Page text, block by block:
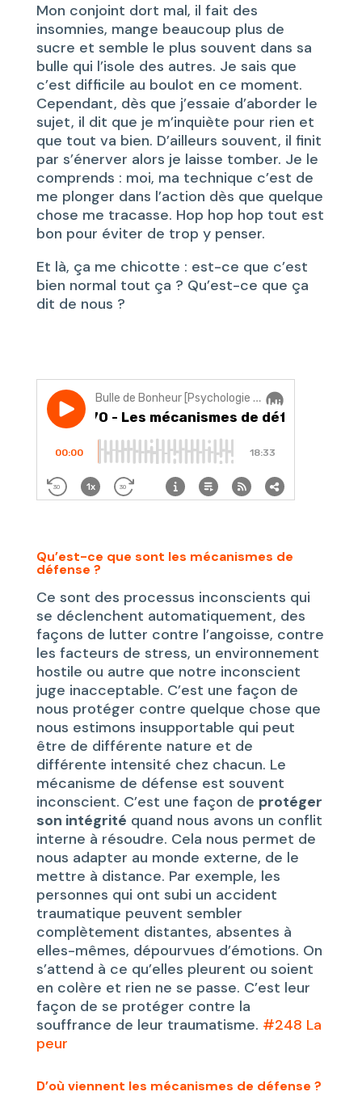
Mon conjoint dort mal, il fait des
insomnies, mange beaucoup plus de
sucre et semble le plus souvent dans sa
bulle qui l’isole des autres. Je sais que
c’est difficile au boulot en ce moment.
Cependant, dès que j’essaie d’aborder le
sujet, il dit que je m’inquiète pour rien et
que tout va bien. D’ailleurs souvent, il finit
par s’énerver alors je laisse tomber. Je le
comprends : moi, ma technique c’est de
me plonger dans l’action dès que quelque
chose me tracasse. Hop hop hop tout est
bon pour éviter de trop y penser.
Et là, ça me chicotte : est-ce que c’est
bien normal tout ça ? Qu’est-ce que ça
dit de nous ?
Qu’est-ce que sont les mécanismes de
défense ?
Ce sont des processus inconscients qui
se déclenchent automatiquement, des
façons de lutter contre l’angoisse, contre
les facteurs de stress, un environnement
hostile ou autre que notre inconscient
juge inacceptable. C’est une façon de
nous protéger contre quelque chose que
nous estimons insupportable qui peut
être de différente nature et de
différente intensité chez chacun. Le
mécanisme de défense est souvent
inconscient. C’est une façon de protéger
son intégrité quand nous avons un conflit
interne à résoudre. Cela nous permet de
nous adapter au monde externe, de le
mettre à distance. Par exemple, les
personnes qui ont subi un accident
traumatique peuvent sembler
complètement distantes, absentes à
elles-mêmes, dépourvues d’émotions. On
s’attend à ce qu’elles pleurent ou soient
en colère et rien ne se passe. C’est leur
façon de se protéger contre la
souffrance de leur traumatisme. #248 La
peur
D’où viennent les mécanismes de défense ?